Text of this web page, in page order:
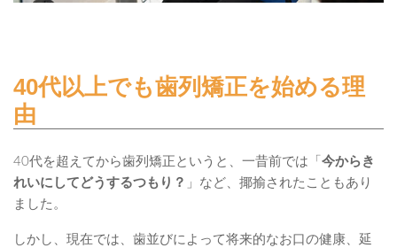
40代以上でも歯列矯正を始める理
由
40代を超えてから歯列矯正というと、一昔前では「 今からき
れいにしてどうするつもり？ 」など、揶揄されたこともあり
ました。
しかし、現在では、歯並びによって将来的なお口の健康、延